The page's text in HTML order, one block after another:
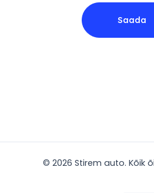
Saada
© 2026 Stirem auto. Kõik